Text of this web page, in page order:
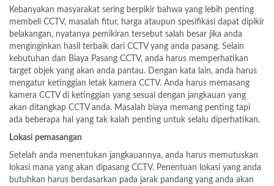
Kebanyakan masyarakat sering berpikir bahwa yang lebih penting
membeli CCTV, masalah fitur, harga ataupun spesifikasi dapat dipikir
belakangan, nyatanya pemikiran tersebut salah besar jika anda
menginginkan hasil terbaik dari CCTV yang anda pasang. Selain
kebutuhan dan Biaya Pasang CCTV, anda harus memperhatikan
target objek yang akan anda pantau. Dengan kata lain, anda harus
mengatur ketinggian letak kamera CCTV. Anda harus memasang
kamera CCTV di ketinggian yang sesuai dengan jangkauan yang
akan ditangkap CCTV anda. Masalah biaya memang penting tapi
ada beberapa hal yang tak kalah penting untuk selalu diperhatikan.
Lokasi pemasangan
Setelah anda menentukan jangkauannya, anda harus memutuskan
lokasi mana yang akan dipasang CCTV. Penentuan lokasi yang anda
butuhkan harus berdasarkan pada jarak pandang yang anda akan